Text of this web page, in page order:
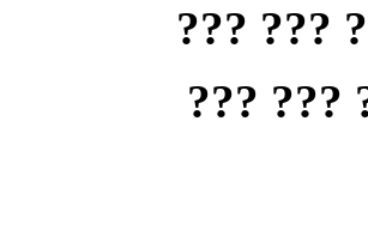
??? ???
??? ???